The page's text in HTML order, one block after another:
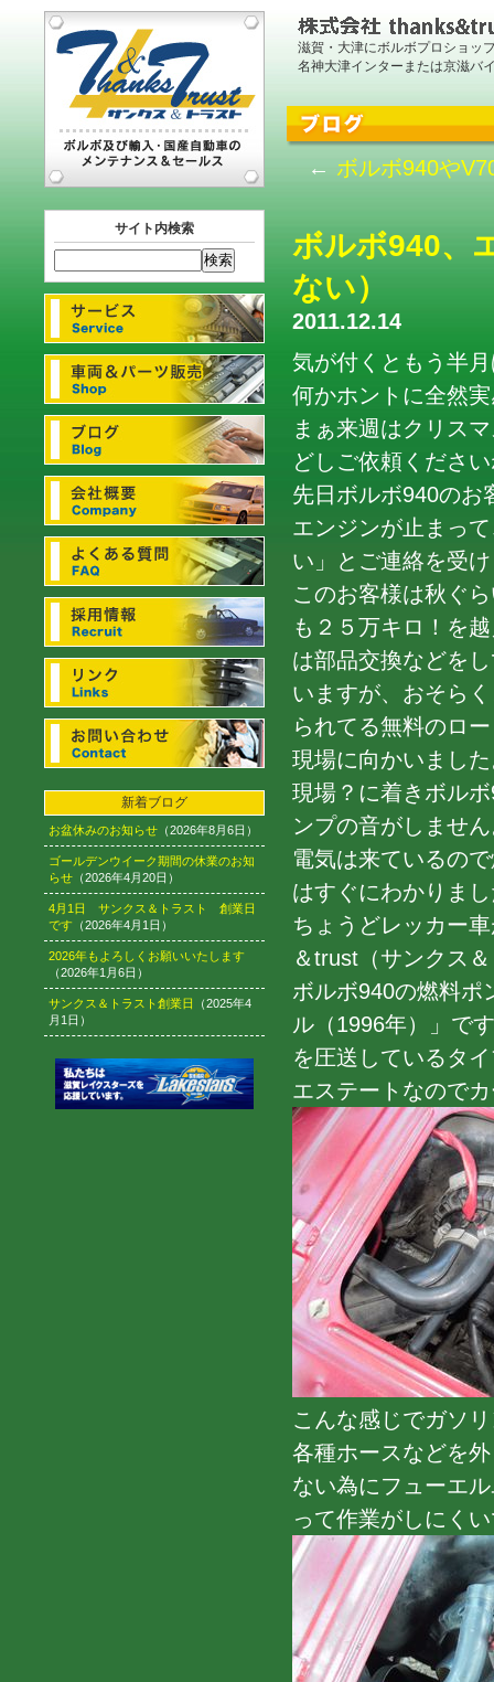
滋賀・大津にボルボプロショッ
名神大津インターまたは京滋バ
サイト内検索
新着ブログ
お盆休みのお知らせ （2026年8月6日）
ゴールデンウイーク期間の休業のお知
らせ （2026年4月20日）
4月1日 サンクス＆トラスト 創業日
です （2026年4月1日）
2026年もよろしくお願いいたします
（2026年1月6日）
サンクス＆トラスト創業日
（2025年4
月1日）
← ボルボ940や
ボルボ940、
ない）
2011.12.14
気が付くともう半
何かホントに全然
まぁ来週はクリス
どしご依頼くださ
先日ボルボ940のお
エンジンが止まっ
い」とご連絡を受
このお客様は秋ぐ
も２５万キロ！を
は部品交換などを
いますが、おそら
られてる無料のロ
現場に向かいまし
現場？に着きボル
ンプの音がしませ
電気は来ているの
はすぐにわかりま
ちょうどレッカー
＆trust（サンクス
ボルボ940の燃料ポ
ル（1996年）」で
を圧送しているタ
エステートなので
こんな感じでガソ
各種ホースなどを
ない為にフューエ
って作業がしにく